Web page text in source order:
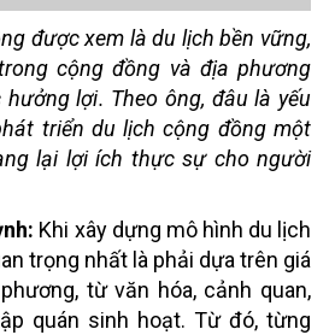
được xem là du lịch bền vững,
cộng đồng và địa phương
hưởng lợi. Theo ông, đâu là yếu
triển du lịch cộng đồng một
lại lợi ích thực sự cho người
Khi xây dựng mô hình du lịch
trọng nhất là phải dựa trên giá
từ văn hóa, cảnh quan,
quán sinh hoạt. Từ đó, từng